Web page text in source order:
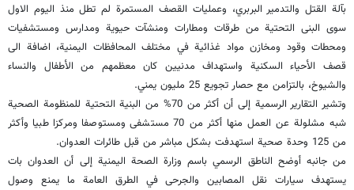
بآلة القتل والتدمير البربري، وعمليات القصف المستمرة لم تطل منذ اليوم الاول
سوى البنى التحتية من طرقات ومطارات ومنشآت حيوية ومدارس ومستشفيات
ومحطات وقود ومخازن مواد غذائية في مختلف المحافظات اليمنية، اضافة الى
قصف الأحياء السكنية واستهداف مدنيين كان معظمهم من الأطفال والنساء
والشيوخ، بالتزامن مع حصار تجويع 25 مليون يمني.
وتشير التقارير الرسمية إلى أن أكثر من 70% من البنية التحتية للمنظومة الصحية
شبه مشلولة عن العمل منها أكثر من 70 مستشفى ومستوصفا ومركزا طبيا وأكثر
من 125 وحدة صحية استهدفت بشكل مباشر من قبل طائرات العدوان.
من جانبه أوضح الناطق الرسمي باسم وزارة الصحة اليمنية إلى أن العدوان بات
يستهدف سيارات نقل المصابين والجرحى في الطرق العامة ما يمنع وصول